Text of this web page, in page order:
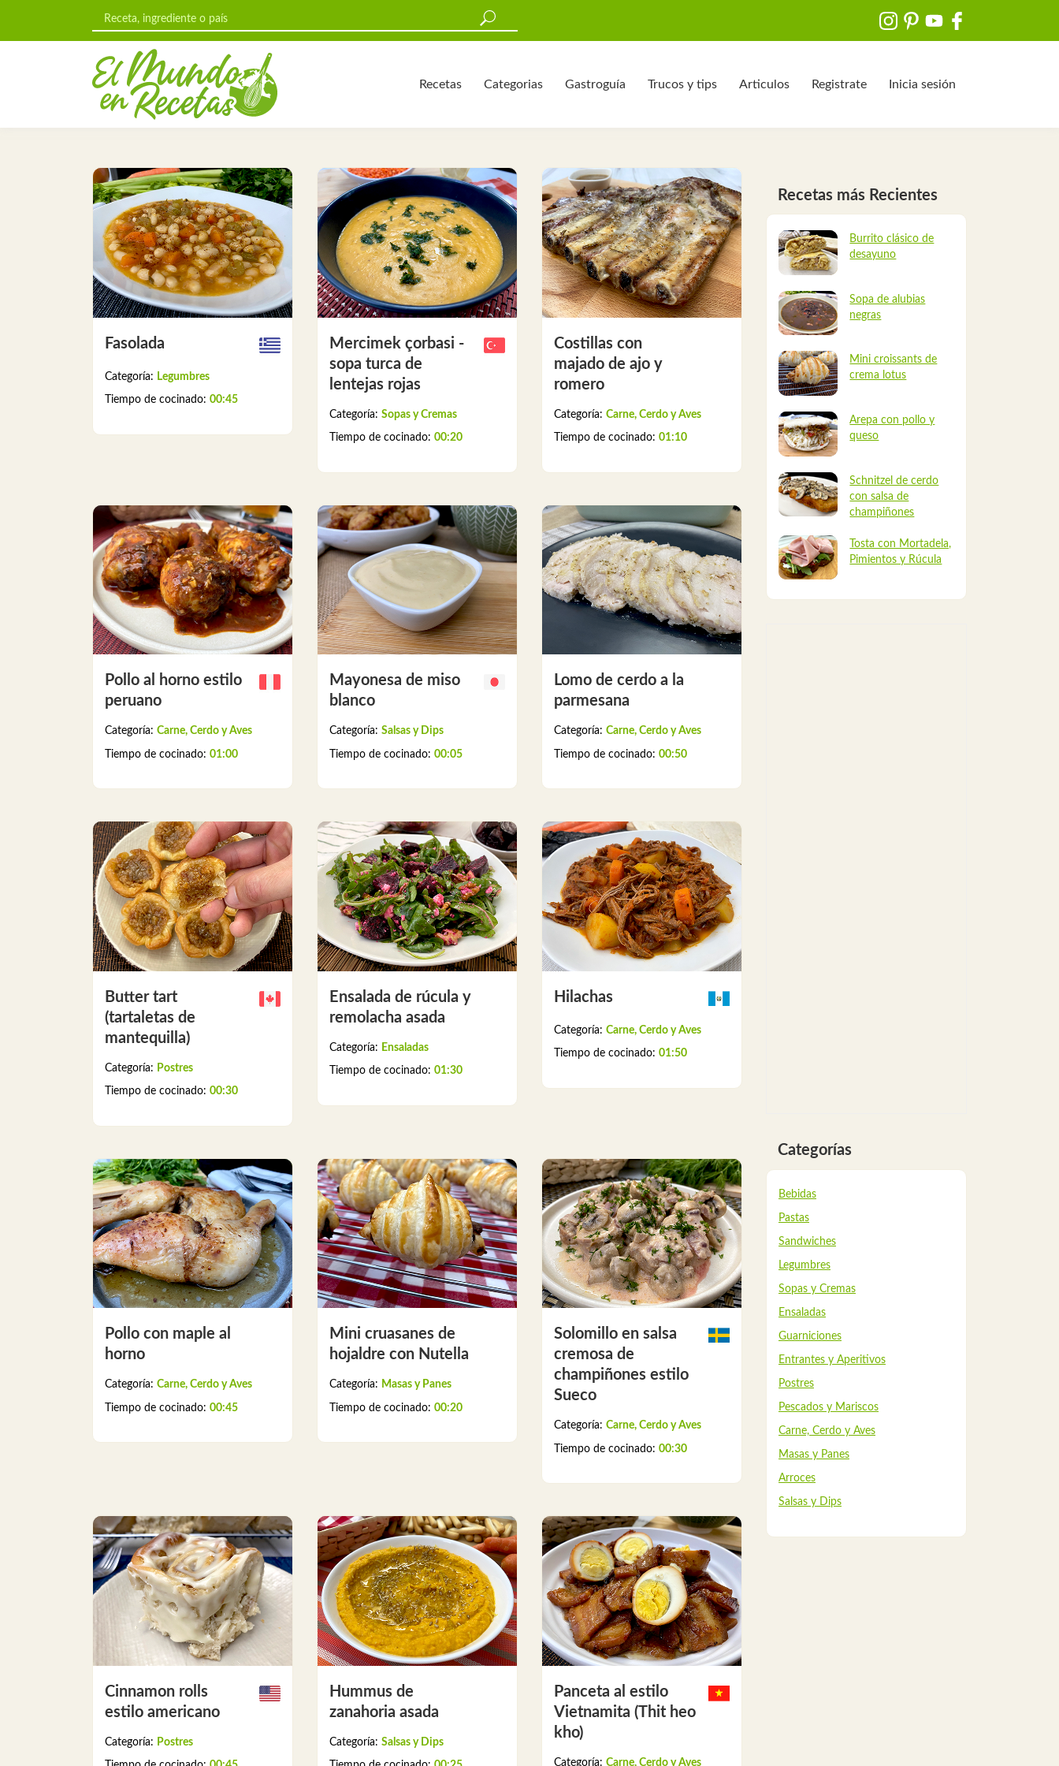
Recetas Categorias Gastroguía Trucos y tips Articulos Registrate Inicia sesión
Fasolada
Categoría: Legumbres
Tiempo de cocinado: 00:45
Mercimek çorbasi -
sopa turca de
lentejas rojas
Categoría: Sopas y Cremas
Tiempo de cocinado: 00:20
Costillas con
majado de ajo y
romero
Categoría: Carne, Cerdo y Aves
Tiempo de cocinado: 01:10
Pollo al horno estilo
peruano
Categoría: Carne, Cerdo y Aves
Tiempo de cocinado: 01:00
Mayonesa de miso
blanco
Categoría: Salsas y Dips
Tiempo de cocinado: 00:05
Lomo de cerdo a la
parmesana
Categoría: Carne, Cerdo y Aves
Tiempo de cocinado: 00:50
Butter tart
(tartaletas de
mantequilla)
Categoría: Postres
Tiempo de cocinado: 00:30
Ensalada de rúcula y
remolacha asada
Categoría: Ensaladas
Tiempo de cocinado: 01:30
Hilachas
Categoría: Carne, Cerdo y Aves
Tiempo de cocinado: 01:50
Pollo con maple al
horno
Categoría: Carne, Cerdo y Aves
Tiempo de cocinado: 00:45
Mini cruasanes de
hojaldre con Nutella
Categoría: Masas y Panes
Tiempo de cocinado: 00:20
Solomillo en salsa
cremosa de
champiñones estilo
Sueco
Categoría: Carne, Cerdo y Aves
Tiempo de cocinado: 00:30
Cinnamon rolls
estilo americano
Categoría: Postres
Hummus de
zanahoria asada
Categoría: Salsas y Dips
Panceta al estilo
Vietnamita (Thit heo
kho)
Categoría: Carne, Cerdo y Aves
Recetas más Recientes
Burrito clásico de
desayuno
Sopa de alubias
negras
Mini croissants de
crema lotus
Arepa con pollo y
queso
Schnitzel de cerdo
con salsa de
champiñones
Tosta con Mortadela,
Pimientos y Rúcula
Categorías
Bebidas
Pastas
Sandwiches
Legumbres
Sopas y Cremas
Ensaladas
Guarniciones
Entrantes y Aperitivos
Postres
Pescados y Mariscos
Carne, Cerdo y Aves
Masas y Panes
Arroces
Salsas y Dips